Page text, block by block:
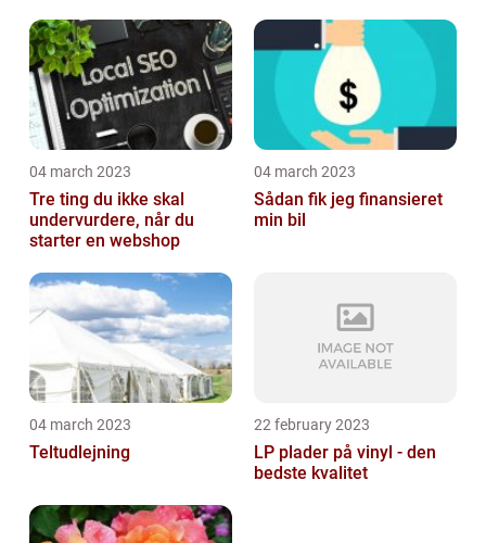
04 march 2023
Tre ting du ikke skal
undervurdere, når du
starter en webshop
04 march 2023
Sådan fik jeg finansieret
min bil
04 march 2023
Teltudlejning
22 february 2023
LP plader på vinyl - den
bedste kvalitet